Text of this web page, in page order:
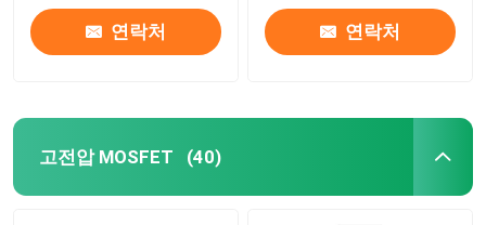
연락처 연락처
고전압 MOSFET (40)